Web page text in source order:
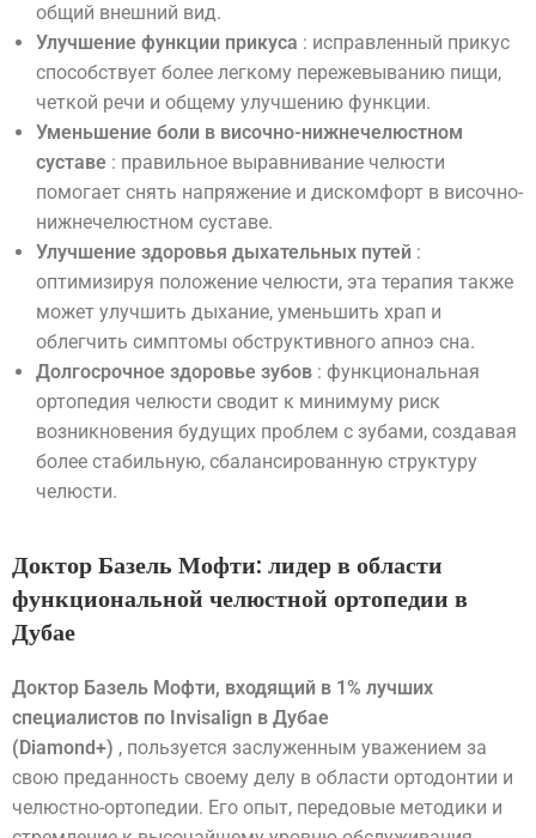
общий внешний вид.
Улучшение функции прикуса : исправленный прикус
способствует более легкому пережевыванию пищи,
четкой речи и общему улучшению функции.
Уменьшение боли в височно-нижнечелюстном
суставе : правильное выравнивание челюсти
помогает снять напряжение и дискомфорт в височно-
нижнечелюстном суставе.
Улучшение здоровья дыхательных путей :
оптимизируя положение челюсти, эта терапия также
может улучшить дыхание, уменьшить храп и
облегчить симптомы обструктивного апноэ сна.
Долгосрочное здоровье зубов : функциональная
ортопедия челюсти сводит к минимуму риск
возникновения будущих проблем с зубами, создавая
более стабильную, сбалансированную структуру
челюсти.
Доктор Базель Мофти: лидер в области
функциональной челюстной ортопедии в
Дубае
Доктор Базель Мофти, входящий в 1% лучших
специалистов по Invisalign в Дубае
(Diamond+) , пользуется заслуженным уважением за
свою преданность своему делу в области ортодонтии и
челюстно-ортопедии. Его опыт, передовые методики и